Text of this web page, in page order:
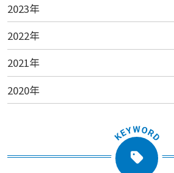
2023年
2022年
2021年
2020年